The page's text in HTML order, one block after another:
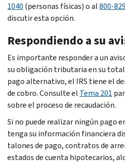
1040 (personas físicas) o al800-
discutir esta opción.
Respondiendo a su
Es importante responder a un
su obligación tributaria en su
pago alternativo, el IRS tiene el
de cobro. Consulte el Tema 201
sobre el proceso de recaudación.
Si no puede realizar ningún pago
tenga su información financiera
talones de pago, contratos de
estados de cuenta hipotecarios,